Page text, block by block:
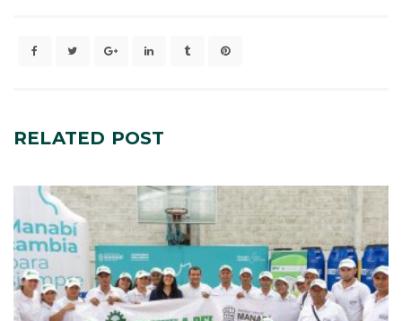
RELATED POST